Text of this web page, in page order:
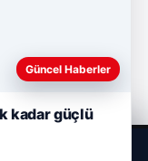
Güncel Haberler
kadar güçlü